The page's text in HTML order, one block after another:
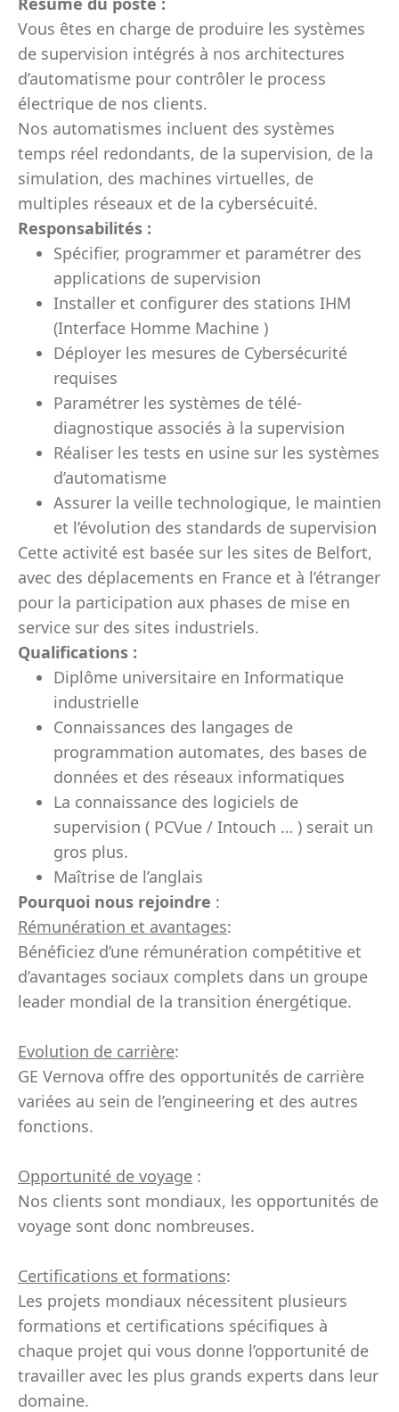
Vous êtes en charge de produire les systèmes
de supervision intégrés à nos architectures
d’automatisme pour contrôler le process
électrique de nos clients.
Nos automatismes incluent des systèmes
temps réel redondants, de la supervision, de la
simulation, des machines virtuelles, de
multiples réseaux et de la cybersécuité.
Responsabilités :
Spécifier, programmer et paramétrer des
applications de supervision
Installer et configurer des stations IHM
(Interface Homme Machine )
Déployer les mesures de Cybersécurité
requises
Paramétrer les systèmes de télé-
diagnostique associés à la supervision
Réaliser les tests en usine sur les systèmes
d’automatisme
Assurer la veille technologique, le maintien
et l’évolution des standards de supervision
Cette activité est basée sur les sites de Belfort,
avec des déplacements en France et à l’étranger
pour la participation aux phases de mise en
service sur des sites industriels.
Qualifications :
Diplôme universitaire en Informatique
industrielle
Connaissances des langages de
programmation automates, des bases de
données et des réseaux informatiques
La connaissance des logiciels de
supervision ( PCVue / Intouch … ) serait un
gros plus.
Maîtrise de l’anglais
Pourquoi nous rejoindre :
Rémunération et avantages:
Bénéficiez d’une rémunération compétitive et
d’avantages sociaux complets dans un groupe
leader mondial de la transition énergétique.
Evolution de carrière:
GE Vernova offre des opportunités de carrière
variées au sein de l’engineering et des autres
fonctions.
Opportunité de voyage :
Nos clients sont mondiaux, les opportunités de
voyage sont donc nombreuses.
Certifications et formations:
Les projets mondiaux nécessitent plusieurs
formations et certifications spécifiques à
chaque projet qui vous donne l’opportunité de
travailler avec les plus grands experts dans leur
domaine.